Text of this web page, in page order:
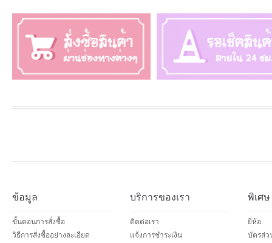
ข้อมูล
ขั้นตอนการสั่งซื้อ
วิธีการสั่งซื้ออย่างละเอียด
บริการของเรา
ติดต่อเรา
แจ้งการชำระเงิน
พิเศษ
ยี่ห้อ
บัตรส่ว